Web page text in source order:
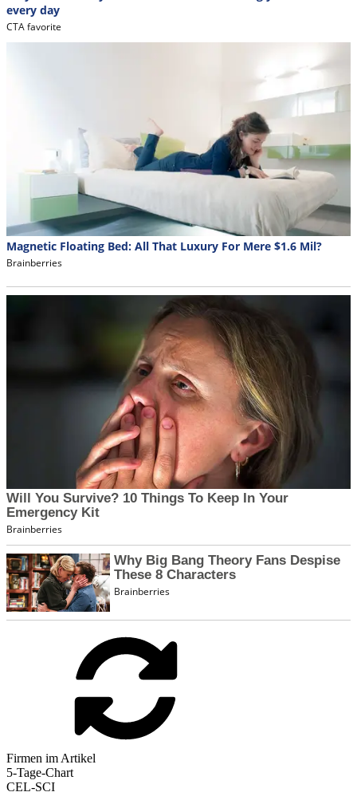
Firmen im Artikel
5-Tage-Chart
CEL-SCI